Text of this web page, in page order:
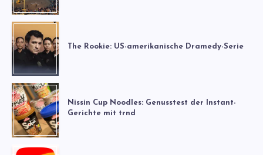
The Rookie: US-amerikanische Dramedy-Serie
Nissin Cup Noodles: Genusstest der Instant-
Gerichte mit trnd